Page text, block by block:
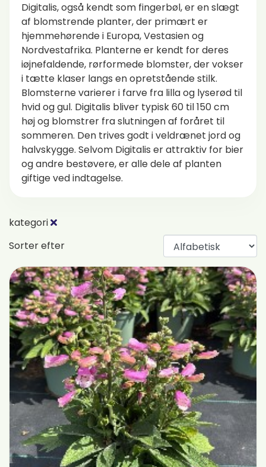
Digitalis, også kendt som fingerbøl, er en slægt
af blomstrende planter, der primært er
hjemmehørende i Europa, Vestasien og
Nordvestafrika. Planterne er kendt for deres
iøjnefaldende, rørformede blomster, der vokser
i tætte klaser langs en opretstående stilk.
Blomsterne varierer i farve fra lilla og lyserød til
hvid og gul. Digitalis bliver typisk 60 til 150 cm
høj og blomstrer fra slutningen af foråret til
sommeren. Den trives godt i veldrænet jord og
halvskygge. Selvom Digitalis er attraktiv for bier
og andre bestøvere, er alle dele af planten
giftige ved indtagelse.
kategori
Sorter efter